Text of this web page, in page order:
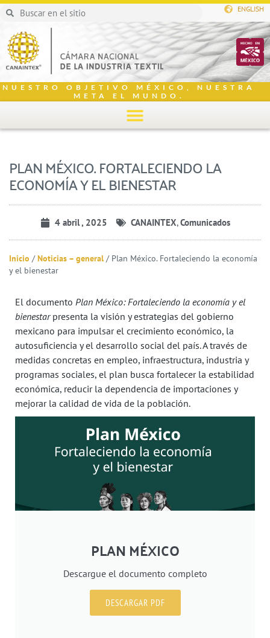
ENGLISH
NUESTRO OBJETIVO MÉXICO, NUESTRA
META EL MUNDO.
PLAN MÉXICO. FORTALECIENDO LA
ECONOMÍA Y EL BIENESTAR
4 abril , 2025 CANAINTEX,Comunicados
Inicio /Noticias – general / Plan México. Fortaleciendo la economía
y el bienestar
El documento Plan México: Fortaleciendo la economía y el
bienestarpresenta la visión y estrategias del gobierno
mexicano para impulsar el crecimiento económico, la
autosuficiencia y el desarrollo social del país. A través de
medidas concretas en empleo, infraestructura, industria y
programas sociales, el plan busca fortalecer la estabilidad
económica, reducir la dependencia de importaciones y
mejorar la calidad de vida de la población.
PLAN MÉXICO
Descargue el documento completo
DESCARGAR PDF